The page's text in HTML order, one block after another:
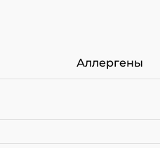
Аллергены